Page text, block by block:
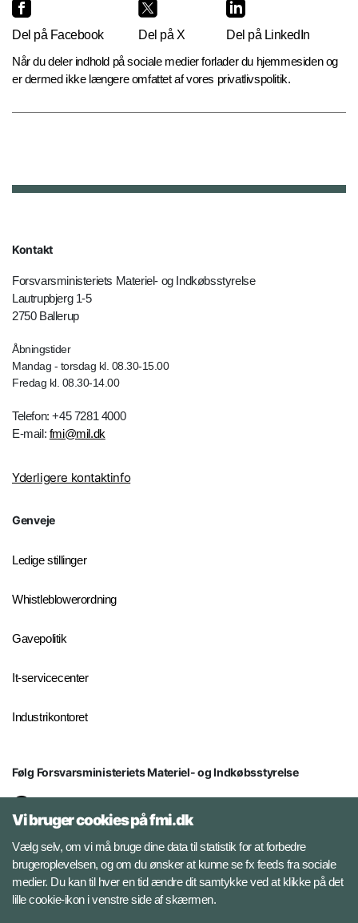
Del på Facebook Del på X
Del på LinkedIn
Når du deler indhold på sociale medier forlader du hjemmesiden og
er dermed ikke længere omfattet af vores privatlivspolitik.
Kontakt
Forsvarsministeriets Materiel- og Indkøbsstyrelse
Lautrupbjerg 1-5
2750 Ballerup
Åbningstider
Mandag - torsdag kl. 08.30-15.00
Fredag kl. 08.30-14.00
Telefon: +45 7281 4000
E-mail: fmi@mil.dk
Yderligere kontaktinfo
Genveje
Ledige stillinger
Whistleblowerordning
Gavepolitik
It-servicecenter
Industrikontoret
Følg Forsvarsministeriets Materiel- og Indkøbsstyrelse
Facebook
Instagram
Vi bruger cookies på fmi.dk
Vælg selv, om vi må bruge dine data til statistik for at forbedre
brugeroplevelsen, og om du ønsker at kunne se fx feeds fra sociale
medier. Du kan til hver en tid ændre dit samtykke ved at klikke på det
lille cookie-ikon i venstre side af skærmen.